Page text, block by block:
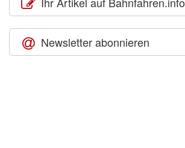
Newsletter abonnieren